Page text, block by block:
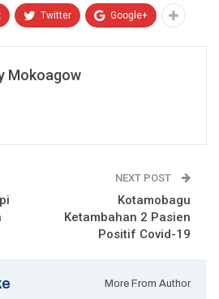
Twitter Google+
Mokoagow
NEXT POST
Kotamobagu
Ketambahan 2 Pasien
Positif Covid-19
More From Author